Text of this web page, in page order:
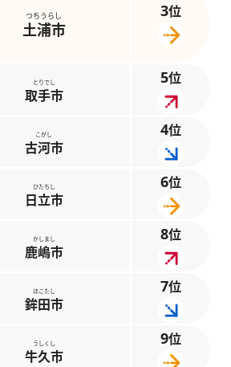
つちうらし
土浦市
3位
とりでし
取手市
5位
こがし
古河市
4位
ひたちし
日立市
6位
かしまし
鹿嶋市
8位
ほこたし
鉾田市
7位
うしくし
牛久市
9位